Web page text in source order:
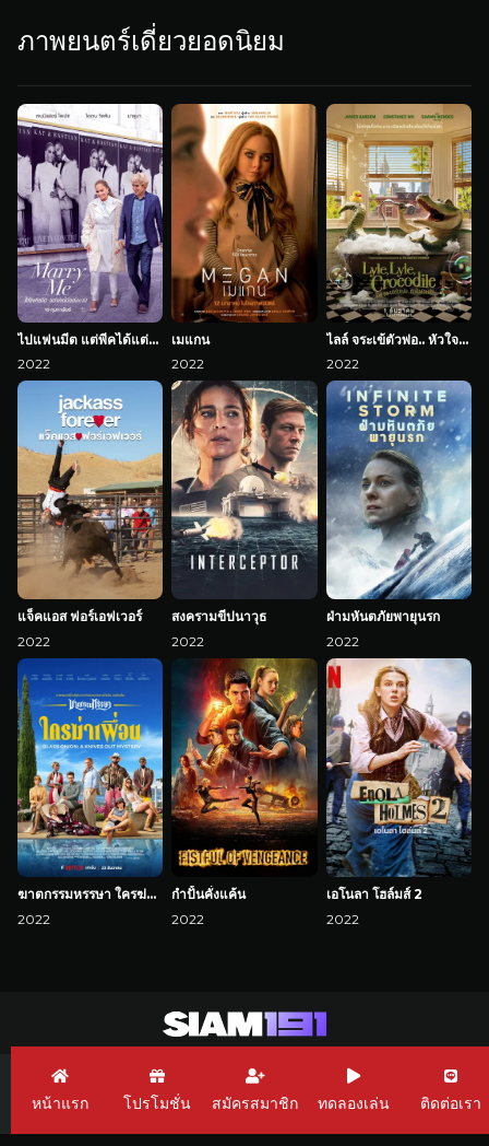
ภาพยนตร์เดี่ยวยอดนิยม
ไปแฟนมีต แต่พีคได้แต่งงาน
2022
เมแกน
2022
ไลล์ จระเข้ตัวพ่อ.. หัวใจล้อหล่อ
2022
แจ็คแอส ฟอร์เอฟเวอร์
2022
สงครามขีปนาวุธ
2022
ฝ่ามหันตภัยพายุนรก
2022
ฆาตกรรมหรรษา ใครฆ่าเพื่อน
2022
กำปั้นคั่งแค้น
2022
เอโนลา โฮล์มส์ 2
2022
Siam191 เว็บพนัน Siam191 Casino Siam191 pg slot
หน้าแรก โปรโมชั่น สมัครสมาชิก ทดลองเล่น ติดต่อเรา